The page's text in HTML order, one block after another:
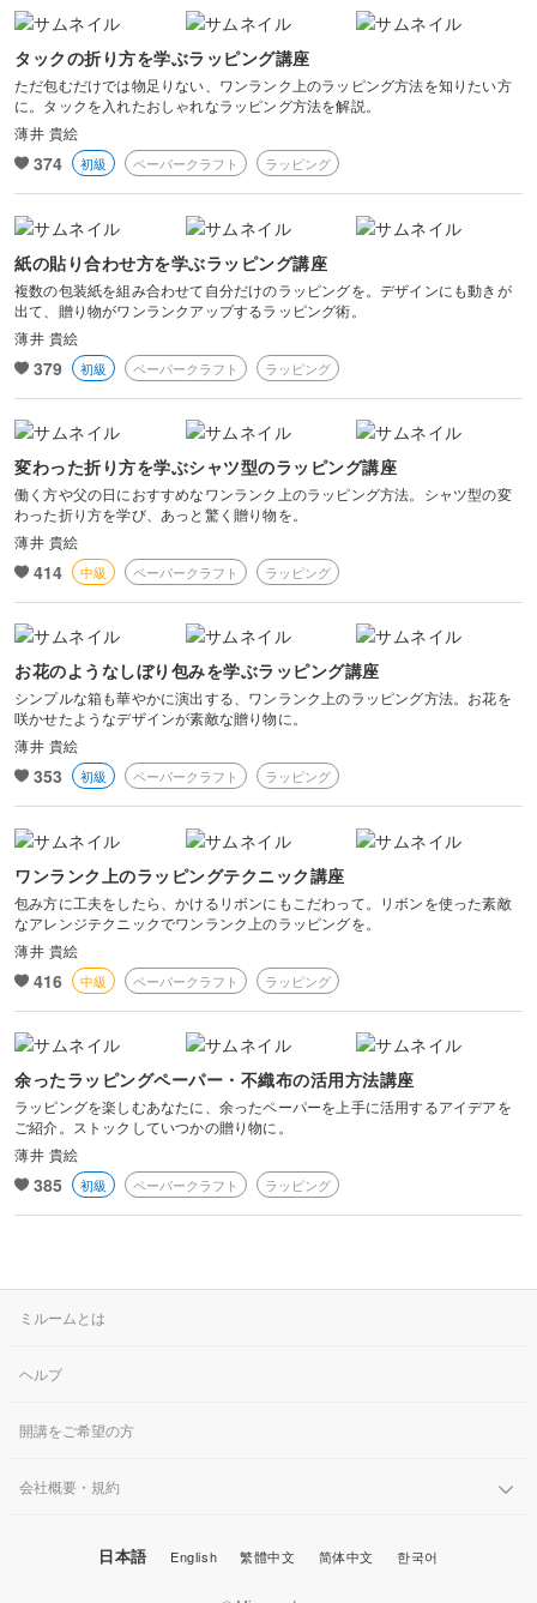
タックの折り方を学ぶラッピング講座
ただ包むだけでは物足りない、ワンランク上のラッピング方法を知りたい方
に。タックを入れたおしゃれなラッピング方法を解説。
薄井 貴絵
374 初級 ペーパークラフト ラッピング
紙の貼り合わせ方を学ぶラッピング講座
複数の包装紙を組み合わせて自分だけのラッピングを。デザインにも動きが
出て、贈り物がワンランクアップするラッピング術。
薄井 貴絵
379 初級 ペーパークラフト ラッピング
変わった折り方を学ぶシャツ型のラッピング講座
働く方や父の日におすすめなワンランク上のラッピング方法。シャツ型の変
わった折り方を学び、あっと驚く贈り物を。
薄井 貴絵
414 中級 ペーパークラフト ラッピング
お花のようなしぼり包みを学ぶラッピング講座
シンプルな箱も華やかに演出する、ワンランク上のラッピング方法。お花を
咲かせたようなデザインが素敵な贈り物に。
薄井 貴絵
353 初級 ペーパークラフト ラッピング
ワンランク上のラッピングテクニック講座
包み方に工夫をしたら、かけるリボンにもこだわって。リボンを使った素敵
なアレンジテクニックでワンランク上のラッピングを。
薄井 貴絵
416 中級 ペーパークラフト ラッピング
余ったラッピングペーパー・不織布の活用方法講座
ラッピングを楽しむあなたに、余ったペーパーを上手に活用するアイデアを
ご紹介。ストックしていつかの贈り物に。
薄井 貴絵
385 初級 ペーパークラフト ラッピング
ミルームとは
ヘルプ
開講をご希望の方
会社概要・規約
日本語 English 繁體中文 简体中文 한국어